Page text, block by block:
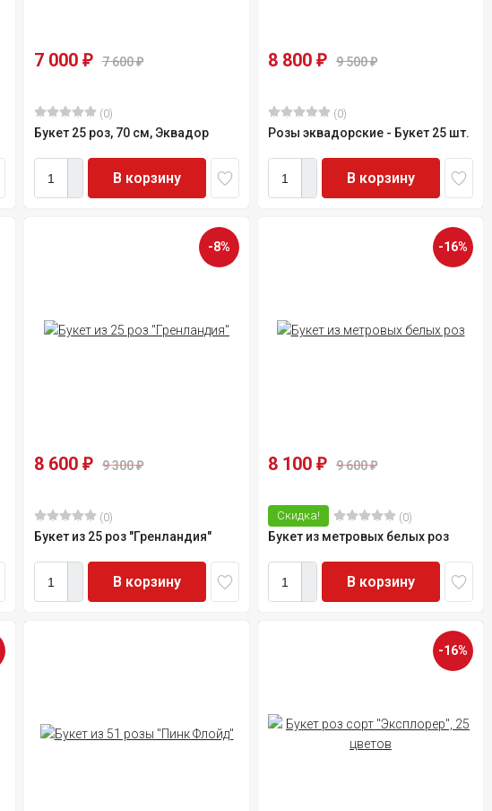
7 000 ₽ 7 600₽
(0)
Букет 25 роз, 70 см, Эквадор
В корзину
8 800 ₽ 9 500₽
(0)
Розы эквадорские - Букет 25 шт.
В корзину
-8%
8 600 ₽ 9 300₽
(0)
Букет из 25 роз "Гренландия"
В корзину
-16%
8 100 ₽ 9 600₽
Скидка! (0)
Букет из метровых белых роз
В корзину
-16%